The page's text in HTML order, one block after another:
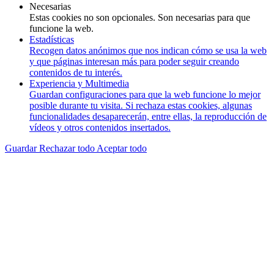
Necesarias
Estas cookies no son opcionales. Son necesarias para que
funcione la web.
Estadísticas
Recogen datos anónimos que nos indican cómo se usa la web
y que páginas interesan más para poder seguir creando
contenidos de tu interés.
Experiencia y Multimedia
Guardan configuraciones para que la web funcione lo mejor
posible durante tu visita. Si rechaza estas cookies, algunas
funcionalidades desaparecerán, entre ellas, la reproducción de
vídeos y otros contenidos insertados.
GuardarRechazar todo Aceptar todo